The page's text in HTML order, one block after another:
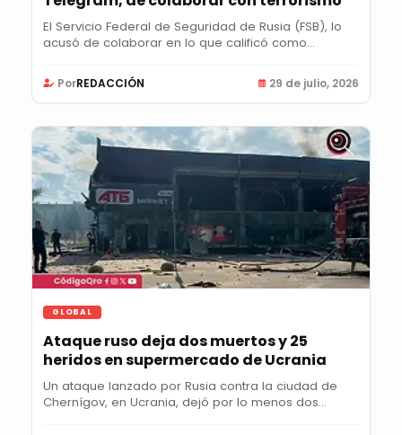
El Servicio Federal de Seguridad de Rusia (FSB), lo
acusó de colaborar en lo que calificó como...
PorREDACCIÓN 29 de julio, 2026
GLOBAL
Ataque ruso deja dos muertos y 25
heridos en supermercado de Ucrania
Un ataque lanzado por Rusia contra la ciudad de
Chernígov, en Ucrania, dejó por lo menos dos...